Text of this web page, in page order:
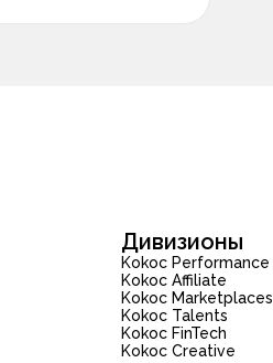
Дивизионы
Kokoc Performance
Kokoc Affiliate
Kokoc Marketplaces
Kokoc Talents
Kokoc FinTech
Kokoc Creative